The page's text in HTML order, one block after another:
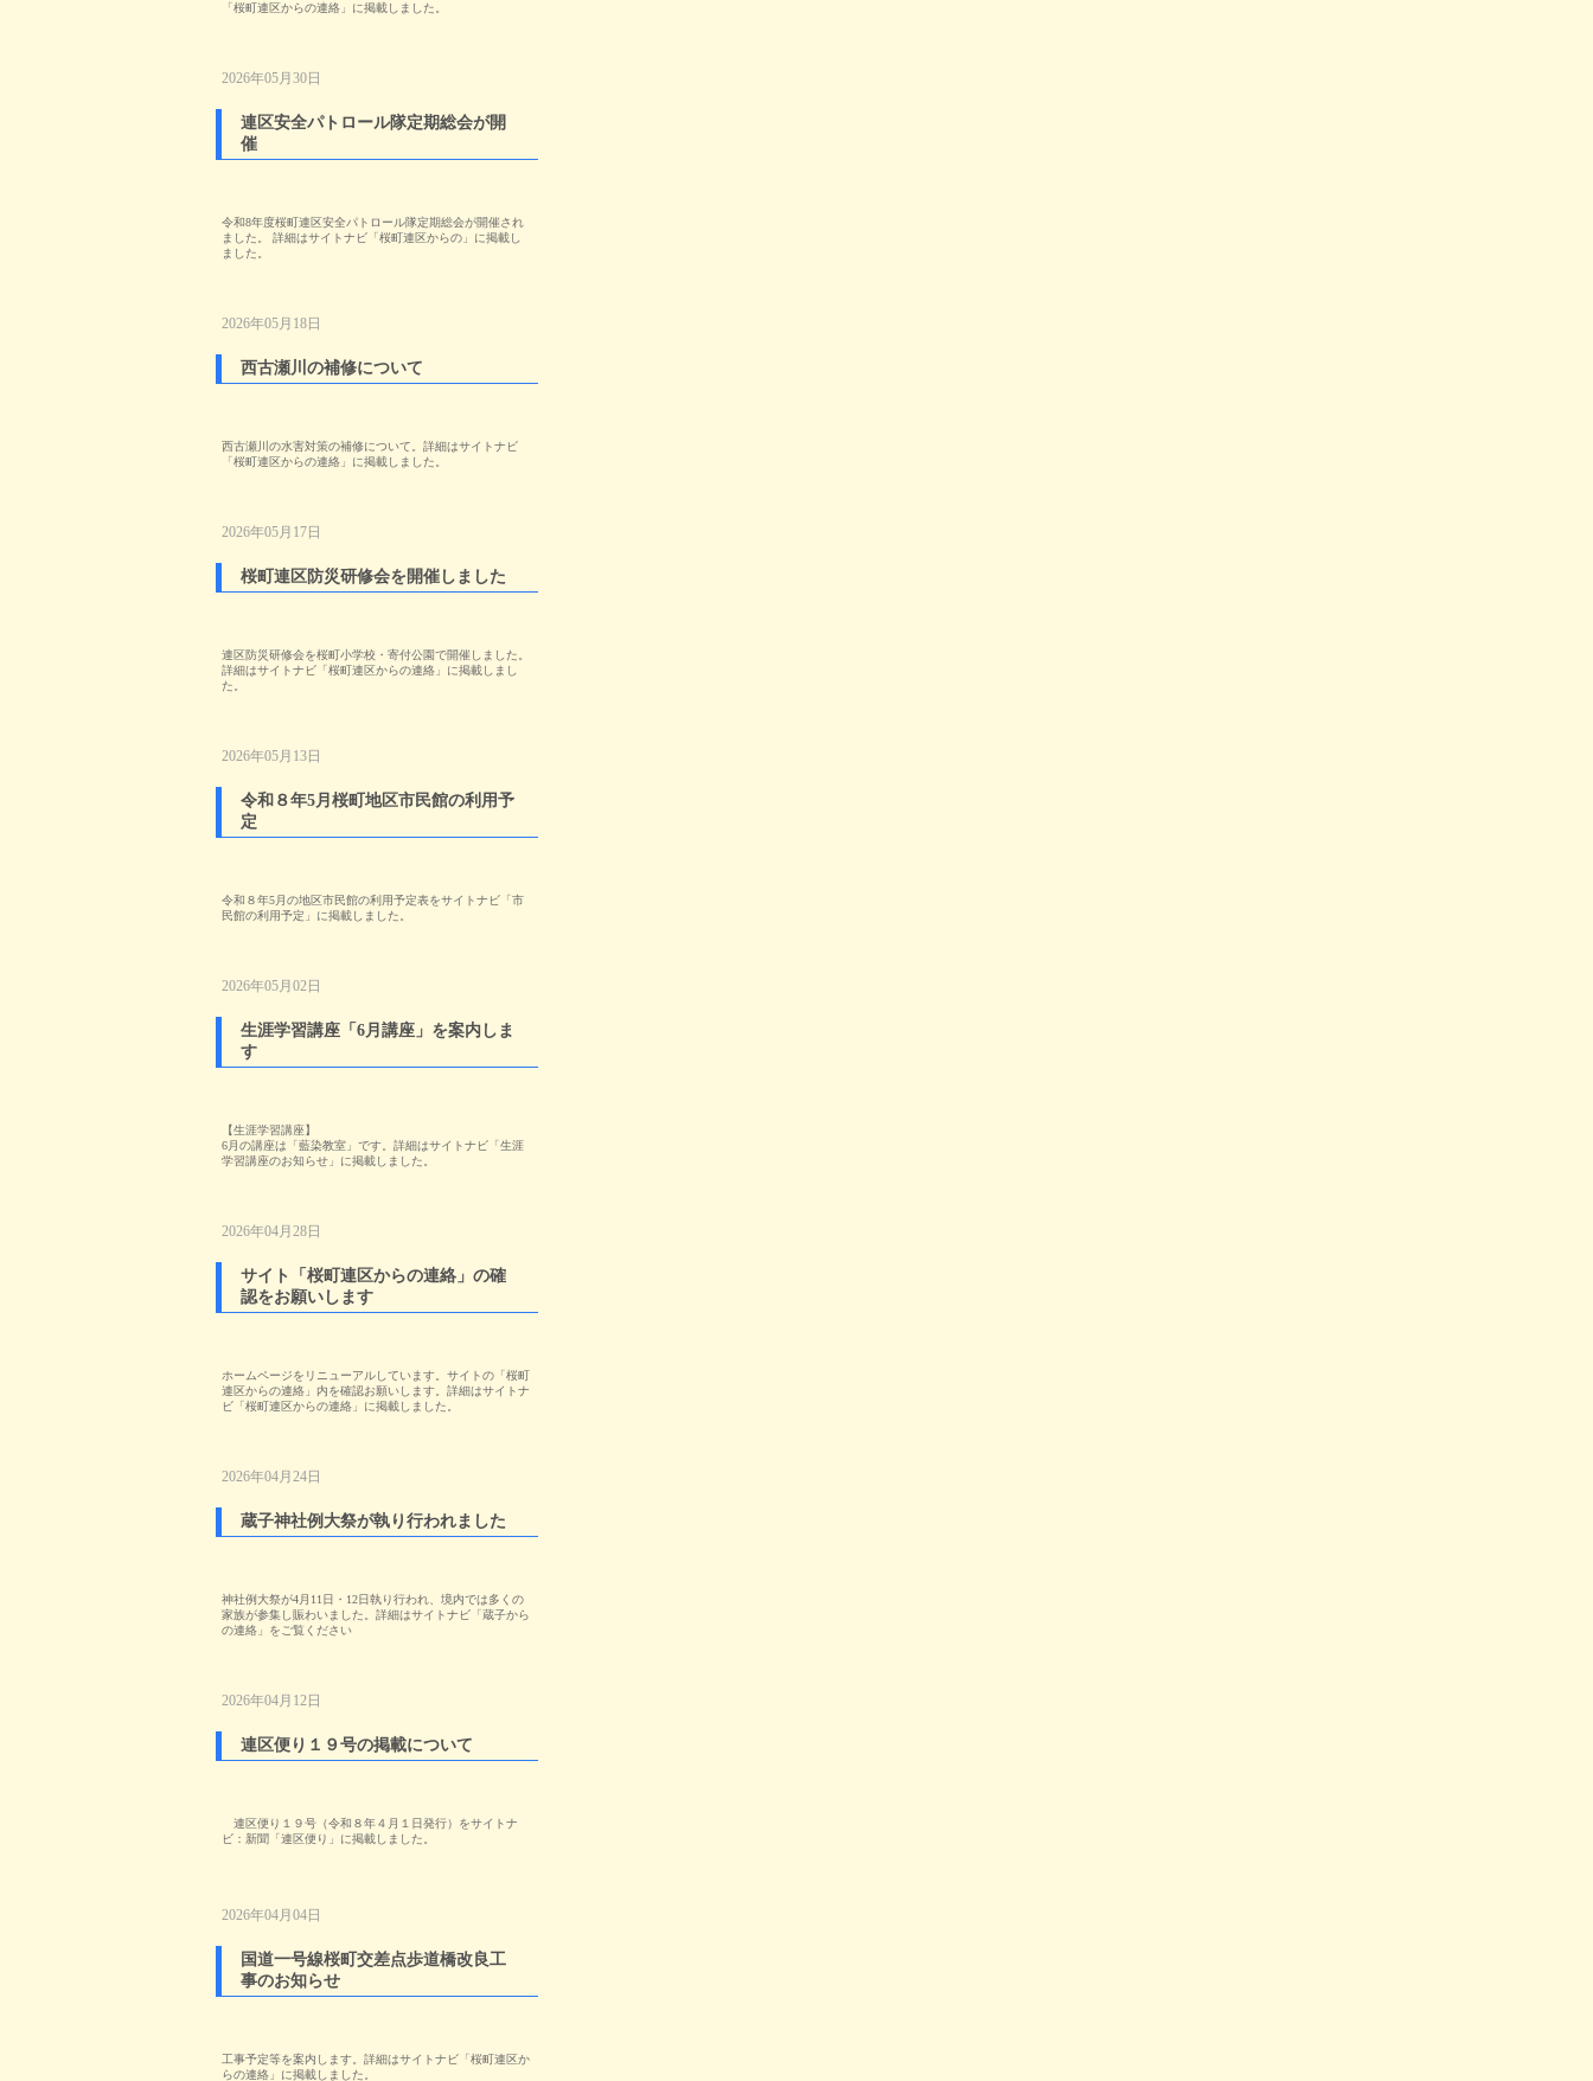
「桜町連区からの連絡」に掲載しました。
2026年05月30日
連区安全パトロール隊定期総会が開
催
令和8年度桜町連区安全パトロール隊定期総会が開催され
ました。 詳細はサイトナビ「桜町連区からの」に掲載し
ました。
2026年05月18日
西古瀬川の補修について
西古瀬川の水害対策の補修について。詳細はサイトナビ
「桜町連区からの連絡」に掲載しました。
2026年05月17日
桜町連区防災研修会を開催しました
連区防災研修会を桜町小学校・寄付公園で開催しました。
詳細はサイトナビ「桜町連区からの連絡」に掲載しまし
た。
2026年05月13日
令和８年5月桜町地区市民館の利用予
定
令和８年5月の地区市民館の利用予定表をサイトナビ「市
民館の利用予定」に掲載しました。
2026年05月02日
生涯学習講座「6月講座」を案内しま
す
【生涯学習講座】
6月の講座は「藍染教室」です。詳細はサイトナビ「生涯
学習講座のお知らせ」に掲載しました。
2026年04月28日
サイト「桜町連区からの連絡」の確
認をお願いします
ホームページをリニューアルしています。サイトの「桜町
連区からの連絡」内を確認お願いします。詳細はサイトナ
ビ「桜町連区からの連絡」に掲載しました。
2026年04月24日
蔵子神社例大祭が執り行われました
神社例大祭が4月11日・12日執り行われ、境内では多くの
家族が参集し賑わいました。詳細はサイトナビ「蔵子から
の連絡」をご覧ください
2026年04月12日
連区便り１９号の掲載について
連区便り１９号（令和８年４月１日発行）をサイトナ
ビ：新聞「連区便り」に掲載しました。
2026年04月04日
国道一号線桜町交差点歩道橋改良工
事のお知らせ
工事予定等を案内します。詳細はサイトナビ「桜町連区か
らの連絡」に掲載しました。